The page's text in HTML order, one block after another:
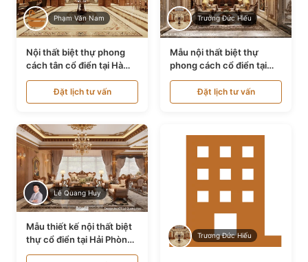
Phạm Văn Nam
Nội thất biệt thự phong
cách tân cổ điển tại Hà
Nội NT24405
Đặt lịch tư vấn
Trương Đức Hiếu
Mẫu nội thất biệt thự
phong cách cổ điển tại
Bình Dương NT24532
Đặt lịch tư vấn
Lê Quang Huy
Mẫu thiết kế nội thất biệt
thự cổ điển tại Hải Phòng
NT24535
Trương Đức Hiếu